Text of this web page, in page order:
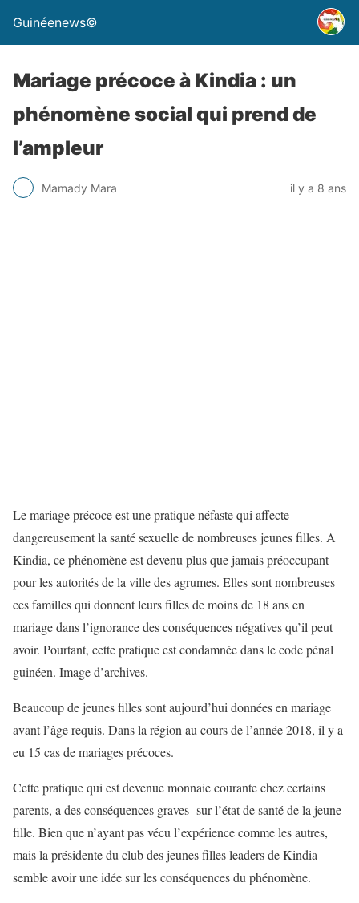
Guinéenews©
Mariage précoce à Kindia : un
phénomène social qui prend de
l’ampleur
Mamady Mara il y a 8 ans
Le mariage précoce est une pratique néfaste qui affecte
dangereusement la santé sexuelle de nombreuses jeunes filles. A
Kindia, ce phénomène est devenu plus que jamais préoccupant
pour les autorités de la ville des agrumes. Elles sont nombreuses
ces familles qui donnent leurs filles de moins de 18 ans en
mariage dans l’ignorance des conséquences négatives qu’il peut
avoir. Pourtant, cette pratique est condamnée dans le code pénal
guinéen. Image d’archives.
Beaucoup de jeunes filles sont aujourd’hui données en mariage
avant l’âge requis. Dans la région au cours de l’année 2018, il y a
eu 15 cas de mariages précoces.
Cette pratique qui est devenue monnaie courante chez certains
parents, a des conséquences graves sur l’état de santé de la jeune
fille. Bien que n’ayant pas vécu l’expérience comme les autres,
mais la présidente du club des jeunes filles leaders de Kindia
semble avoir une idée sur les conséquences du phénomène.